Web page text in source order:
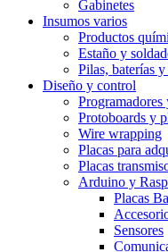
Gabinetes
Insumos varios
Productos
Estaño y
Pilas, baterías
Diseño y control
Programadores
Protoboards y
Wire wrapping
Placas para
Placas
Arduino y
Placas
Sensores